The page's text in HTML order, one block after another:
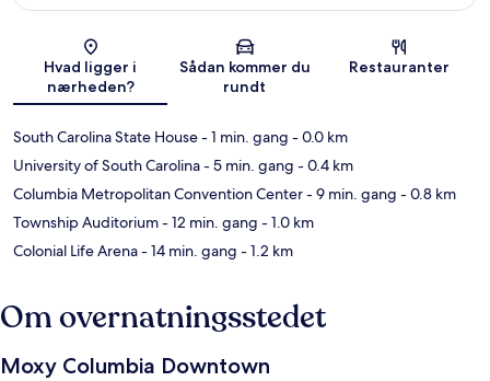
Kort
Hvad ligger i
nærheden?
Sådan kommer du
rundt
Restauranter
South Carolina State House- 1 min. gang - 0.0 km
University of South Carolina- 5 min. gang - 0.4 km
Columbia Metropolitan Convention Center- 9 min. gang - 0.8 km
Township Auditorium- 12 min. gang - 1.0 km
Colonial Life Arena- 14 min. gang - 1.2 km
Om overnatningsstedet
Moxy Columbia Downtown